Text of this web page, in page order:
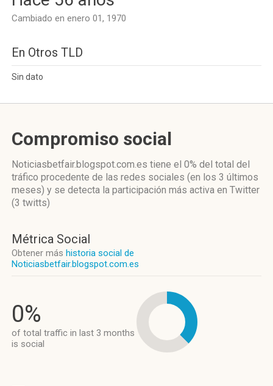
Cambiado en enero 01, 1970
En Otros TLD
Sin dato
Compromiso social
Noticiasbetfair.blogspot.com.es tiene el 0% del total del
tráfico procedente de las redes sociales (en los 3 últimos
meses) y se detecta la participación más activa en Twitter
(3 twitts)
Métrica Social
Obtener más historia social de
Noticiasbetfair.blogspot.com.es
0%
of total traffic in last 3 months
is social